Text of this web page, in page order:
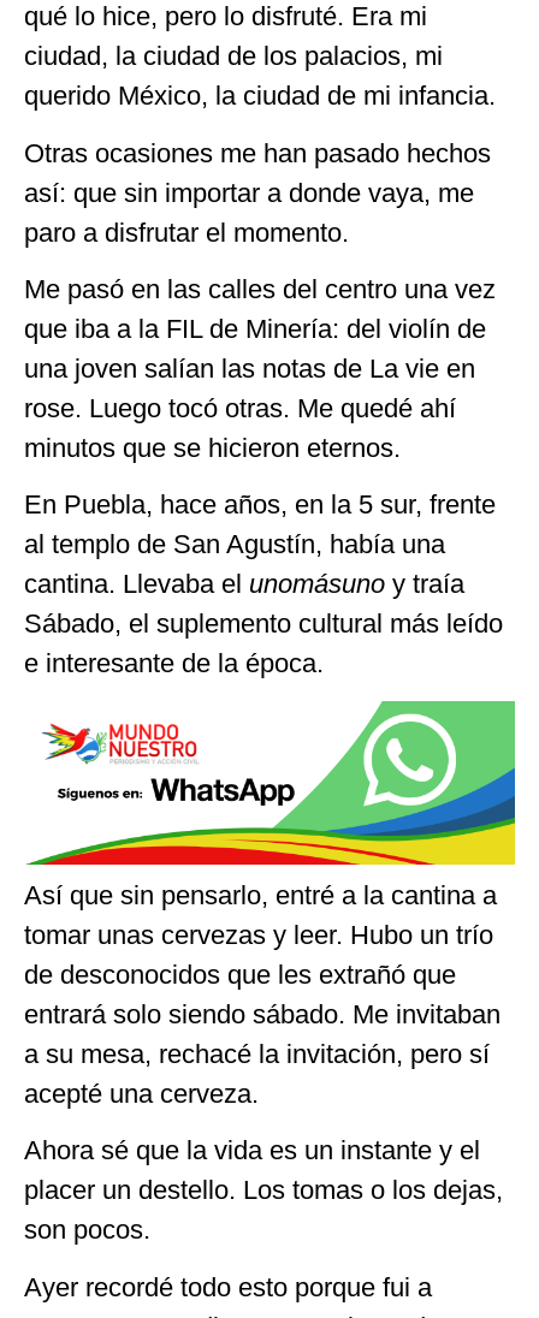
qué lo hice, pero lo disfruté. Era mi
ciudad, la ciudad de los palacios, mi
querido México, la ciudad de mi infancia.
Otras ocasiones me han pasado hechos
así: que sin importar a donde vaya, me
paro a disfrutar el momento.
Me pasó en las calles del centro una vez
que iba a la FIL de Minería: del violín de
una joven salían las notas de La vie en
rose. Luego tocó otras. Me quedé ahí
minutos que se hicieron eternos.
En Puebla, hace años, en la 5 sur, frente
al templo de San Agustín, había una
cantina. Llevaba el unomásuno y traía
Sábado, el suplemento cultural más leído
e interesante de la época.
Así que sin pensarlo, entré a la cantina a
tomar unas cervezas y leer. Hubo un trío
de desconocidos que les extrañó que
entrará solo siendo sábado. Me invitaban
a su mesa, rechacé la invitación, pero sí
acepté una cerveza.
Ahora sé que la vida es un instante y el
placer un destello. Los tomas o los dejas,
son pocos.
Ayer recordé todo esto porque fui a